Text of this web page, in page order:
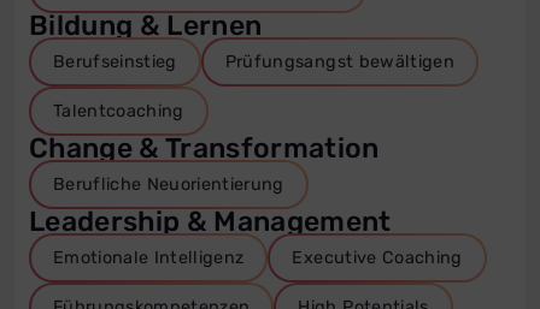
Bildung & Lernen
Berufseinstieg Prüfungsangst bewältigen
Talentcoaching
Change & Transformation
Berufliche Neuorientierung
Leadership & Management
Emotionale Intelligenz Executive Coaching